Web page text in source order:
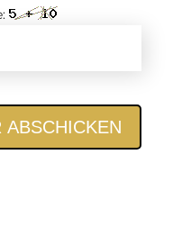
ABSCHICKEN